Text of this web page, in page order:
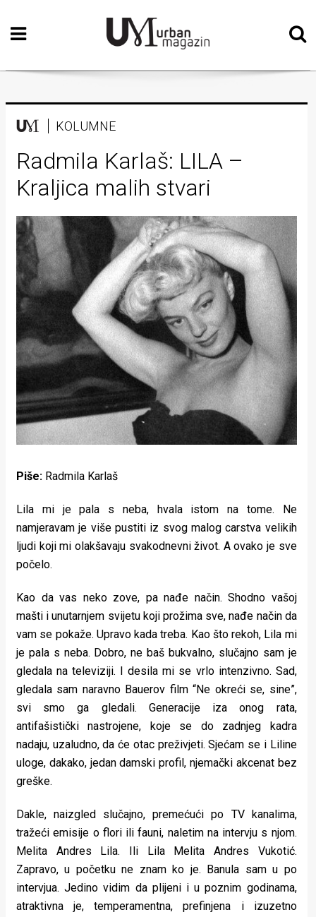
Početna
Vizualne
Teatar
Književnost
Muzika
Intervju
Kolumne
Kultura
Lifestyle
Beauty
Fashion
Zdravlje
Za
stolom
Život
u
pokretu
koje
Urban
Places
Aktivizam
Aktuelnosti
Promo
About
Urban
Magazin
KOLUMNE
Radmila Karlaš: LILA –
Kraljica malih stvari
Piše: Radmila Karlaš
Lila mi je pala s neba, hvala istom na tome. Ne
namjeravam je više pustiti iz svog malog carstva velikih
ljudi koji mi olakšavaju svakodnevni život. A ovako je sve
počelo.
Kao da vas neko zove, pa nađe način. Shodno vašoj
mašti i unutarnjem svijetu koji prožima sve, nađe način da
vam se pokaže. Upravo kada treba. Kao što rekoh, Lila mi
je pala s neba. Dobro, ne baš bukvalno, slučajno sam je
gledala na televiziji. I desila mi se vrlo intenzivno. Sad,
gledala sam naravno Bauerov film “Ne okreći se, sine”,
svi smo ga gledali. Generacije iza onog rata,
antifašistički nastrojene, koje se do zadnjeg kadra
nadaju, uzaludno, da će otac preživjeti. Sjećam se i Liline
uloge, dakako, jedan damski profil, njemački akcenat bez
greške.
Dakle, naizgled slučajno, premećući po TV kanalima,
tražeći emisije o flori ili fauni, naletim na intervju s njom.
Melita Andres Lila. Ili Lila Melita Andres Vukotić.
Zapravo, u početku ne znam ko je. Banula sam u po
intervjua. Jedino vidim da plijeni i u poznim godinama,
atraktivna je, temperamentna, prefinjena i izuzetno